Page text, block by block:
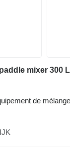
de mélange